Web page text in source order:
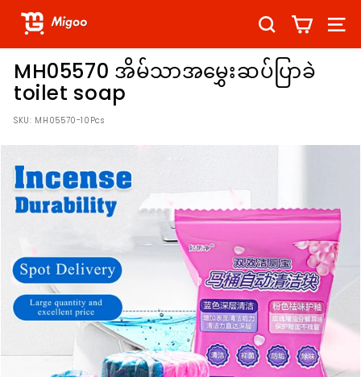
content
A
B
C.
O
S
SEARCH SITE
MH05570 အိမ်သာအမွှေးဆပ်ပြာခဲ
toilet soap
SKU: MH05570-10Pcs